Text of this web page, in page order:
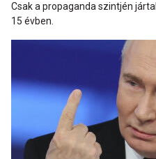
Csak a propaganda szintjén
15 évben.